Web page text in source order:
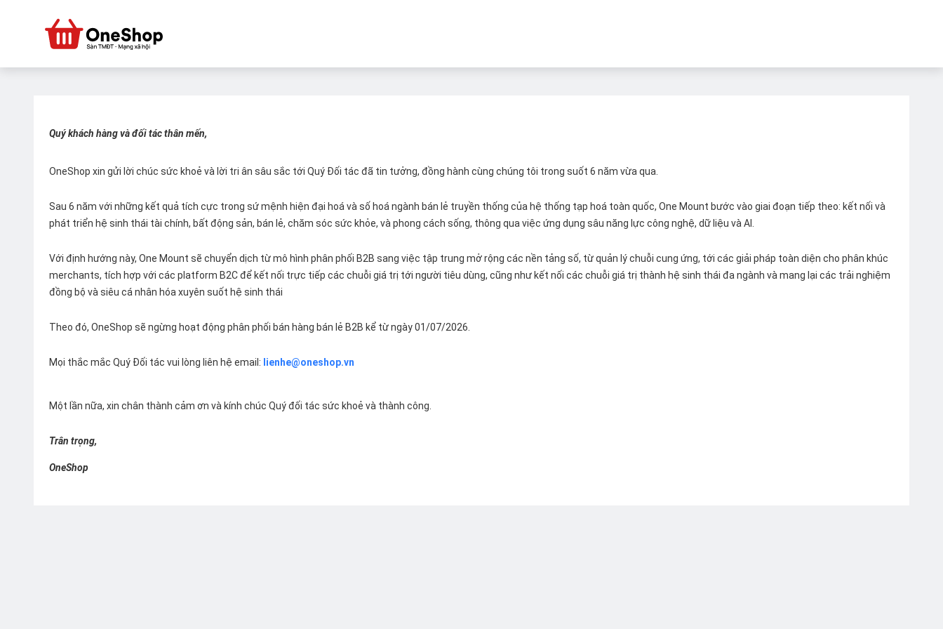
Quý khách hàng và đối tác thân mến,
OneShop xin gửi lời chúc sức khoẻ và lời tri ân sâu sắc tới Quý Đối tác đã tin tưởng, đồng hành cùng chúng tôi trong suốt 6 năm vừa qua.
Sau 6 năm với những kết quả tích cực trong sứ mệnh hiện đại hoá và số hoá ngành bán lẻ truyền thống của hệ thống tạp hoá toàn quốc, One Mount bước vào giai đoạn tiếp theo: kết nối và
phát triển hệ sinh thái tài chính, bất động sản, bán lẻ, chăm sóc sức khỏe, và phong cách sống, thông qua việc ứng dụng sâu năng lực công nghệ, dữ liệu và AI.
Với định hướng này, One Mount sẽ chuyển dịch từ mô hình phân phối B2B sang việc tập trung mở rộng các nền tảng số, từ quản lý chuỗi cung ứng, tới các giải pháp toàn diện cho phân khúc
merchants, tích hợp với các platform B2C để kết nối trực tiếp các chuỗi giá trị tới người tiêu dùng, cũng như kết nối các chuỗi giá trị thành hệ sinh thái đa ngành và mang lại các trải nghiệm
đồng bộ và siêu cá nhân hóa xuyên suốt hệ sinh thái
Theo đó, OneShop sẽ ngừng hoạt động phân phối bán hàng bán lẻ B2B kể từ ngày 01/07/2026.
Mọi thắc mắc Quý Đối tác vui lòng liên hệ email: lienhe@oneshop.vn
Một lần nữa, xin chân thành cảm ơn và kính chúc Quý đối tác sức khoẻ và thành công.
Trân trọng,
OneShop